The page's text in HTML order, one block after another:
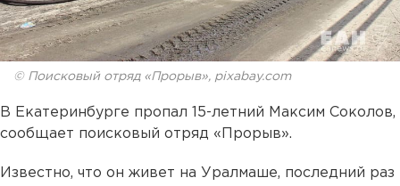
© Поисковый отряд «Прорыв», pixabay.com
В Екатеринбурге пропал 15-летний Максим Соколов,
сообщает поисковый отряд «Прорыв».
Известно, что он живет на Уралмаше, последний раз